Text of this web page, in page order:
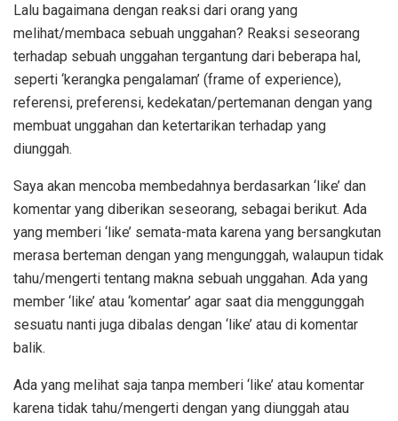
Lalu bagaimana dengan reaksi dari orang yang
melihat/membaca sebuah unggahan? Reaksi seseorang
terhadap sebuah unggahan tergantung dari beberapa hal,
seperti ‘kerangka pengalaman’ (frame of experience),
referensi, preferensi, kedekatan/pertemanan dengan yang
membuat unggahan dan ketertarikan terhadap yang
diunggah.
Saya akan mencoba membedahnya berdasarkan ‘like’ dan
komentar yang diberikan seseorang, sebagai berikut. Ada
yang memberi ‘like’ semata-mata karena yang bersangkutan
merasa berteman dengan yang mengunggah, walaupun tidak
tahu/mengerti tentang makna sebuah unggahan. Ada yang
member ‘like’ atau ‘komentar’ agar saat dia menggunggah
sesuatu nanti juga dibalas dengan ‘like’ atau di komentar
balik.
Ada yang melihat saja tanpa memberi ‘like’ atau komentar
karena tidak tahu/mengerti dengan yang diunggah atau